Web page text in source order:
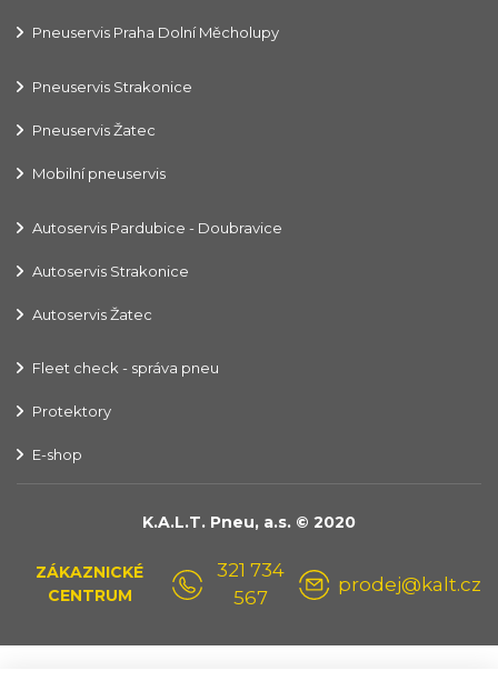
Pneuservis Praha Dolní Měcholupy
Pneuservis Strakonice
Pneuservis Žatec
Mobilní pneuservis
Autoservis Pardubice - Doubravice
Autoservis Strakonice
Autoservis Žatec
Fleet check - správa pneu
Protektory
E-shop
K.A.L.T. Pneu, a.s. © 2020
ZÁKAZNICKÉ
CENTRUM
321 734
567
prodej@kalt.cz